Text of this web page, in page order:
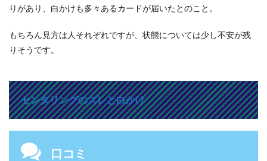
りがあり、白かけも多々あるカードが届いたとのこと。
もちろん見方は人それぞれですが、状態については少し不安が残
りそうです。
センタリングのズレと白かけ
口コミ